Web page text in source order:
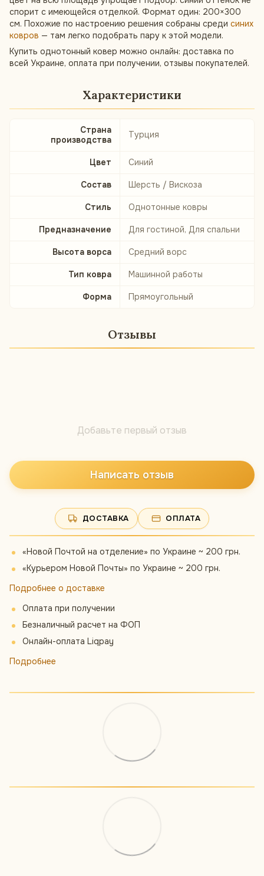
спорит с имеющейся отделкой. Формат один: 200×300
см. Похожие по настроению решения собраны среди синих
ковров — там легко подобрать пару к этой модели.
Купить однотонный ковер можно онлайн: доставка по
всей Украине, оплата при получении, отзывы покупателей.
Характеристики
Страна
производства
Турция
Цвет Синий
Состав Шерсть / Вискоза
Стиль Однотонные ковры
Предназначение Для гостиной, Для спальни
Высота ворса Средний ворс
Тип ковра Машинной работы
Форма Прямоугольный
Отзывы
Добавьте первый отзыв
Написать отзыв
ДОСТАВКА ОПЛАТА
«Новой Почтой на отделение» по Украине ~ 200 грн.
«Курьером Новой Почты» по Украине ~ 200 грн.
Подробнее о доставке
Оплата при получении
Безналичный расчет на ФОП
Онлайн-оплата Liqpay
Подробнее